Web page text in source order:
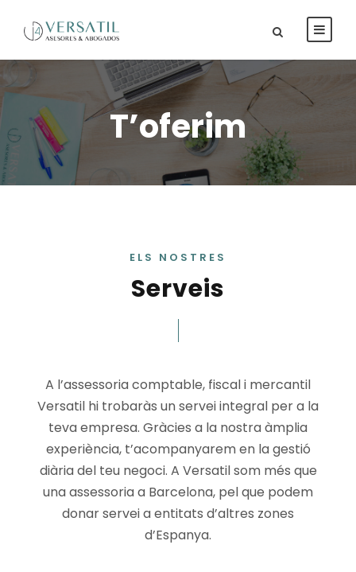
T’oferim
ELS NOSTRES
Serveis
A l’assessoria comptable, fiscal i mercantil
Versatil hi trobaràs un servei integral per a la
teva empresa. Gràcies a la nostra àmplia
experiència, t’acompanyarem en la gestió
diària del teu negoci. A Versatil som més que
una assessoria a Barcelona, pel que podem
donar servei a entitats d’altres zones
d’Espanya.